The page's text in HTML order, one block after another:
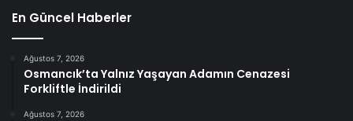
En Güncel Haberler
Ağustos 7, 2026
Osmancık’ta Yalnız Yaşayan Adamın Cenazesi
Forkliftle İndirildi
Ağustos 7, 2026